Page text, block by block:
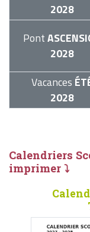
2028
Pont
2028
Vacances
2028
Calendriers
imprimer ⤵